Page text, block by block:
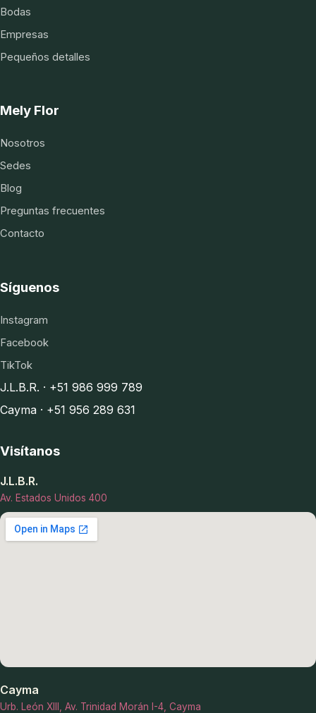
Bodas
Empresas
Pequeños detalles
Mely Flor
Nosotros
Sedes
Blog
Preguntas frecuentes
Contacto
Síguenos
Instagram
Facebook
TikTok
J.L.B.R. · +51 986 999 789
Cayma · +51 956 289 631
Visítanos
J.L.B.R.
Av. Estados Unidos 400
Cayma
Urb. León XIII, Av. Trinidad Morán I-4, Cayma